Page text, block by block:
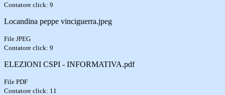
Contatore click: 9
Locandina peppe vinciguerra.jpeg
File JPEG
Contatore click: 9
ELEZIONI CSPI - INFORMATIVA.pdf
File PDF
Contatore click: 11